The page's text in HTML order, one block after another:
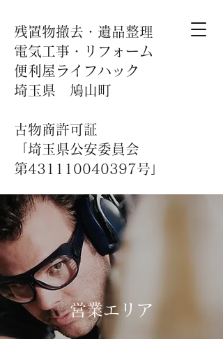
​残置物撤去・遺品整理
​​​電気工事・リフォーム
便利屋ライフハック
埼玉県 鳩山町
古物商許可証
「埼玉県公安委員会
第431110040397号」
​​営業エリア